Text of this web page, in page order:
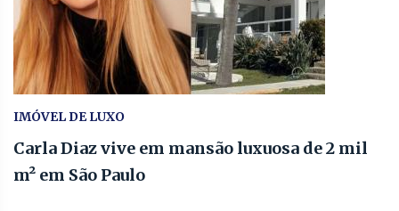
IMÓVEL DE LUXO
Carla Diaz vive em mansão luxuosa de 2 mil
m² em São Paulo